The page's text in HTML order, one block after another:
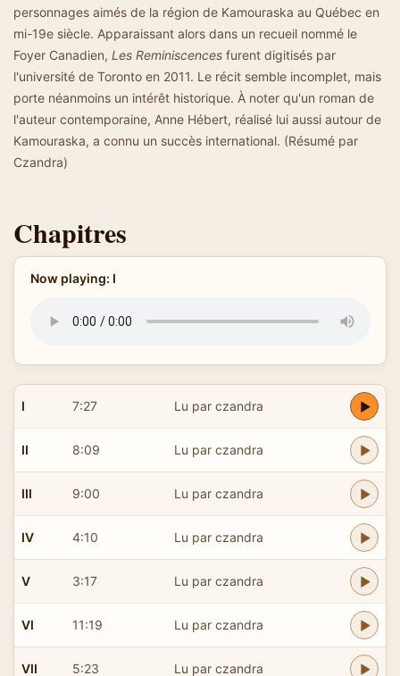
personnages aimés de la région de Kamouraska au Québec en
mi-19e siècle. Apparaissant alors dans un recueil nommé le
Foyer Canadien, Les Reminiscences furent digitisés par
l'université de Toronto en 2011. Le récit semble incomplet, mais
porte néanmoins un intérêt historique. À noter qu'un roman de
l'auteur contemporaine, Anne Hébert, réalisé lui aussi autour de
Kamouraska, a connu un succès international. (Résumé par
Czandra)
Chapitres
Now playing: I
I 7:27 Lu par czandra
II 8:09 Lu par czandra
III 9:00 Lu par czandra
IV 4:10 Lu par czandra
V 3:17 Lu par czandra
VI 11:19 Lu par czandra
VII 5:23 Lu par czandra